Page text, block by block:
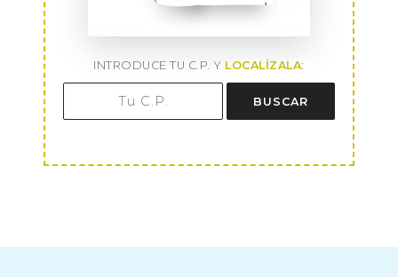
INTRODUCE TU C.P. Y LOCALÍZALA:
BUSCAR